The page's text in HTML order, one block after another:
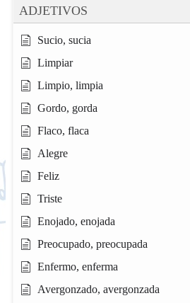
ADJETIVOS
Sucio, sucia
Limpiar
Limpio, limpia
Gordo, gorda
Flaco, flaca
Alegre
Feliz
Triste
Enojado, enojada
Preocupado, preocupada
Enfermo, enferma
Avergonzado, avergonzada